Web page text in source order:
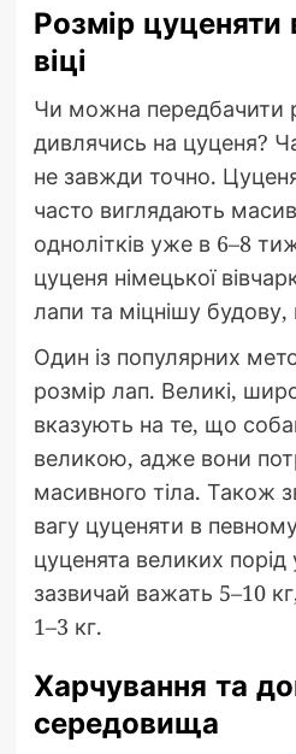
Розмір
віці
Чи можна передбачити
дивлячись на цуценя?
не завжди точно.
часто виглядають
однолітків уже в 6–8
цуценя німецької
лапи та міцнішу
Один із популярних
розмір лап. Великі,
вказують на те, що
великою, адже вони
масивного тіла. Також
вагу цуценяти в
цуценята великих порід
зазвичай важать 5–10
1–3 кг.
Харчування та
середовища